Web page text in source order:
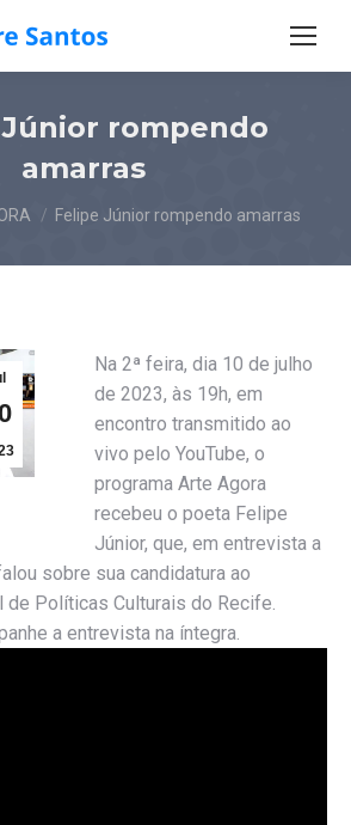
rompendo
amarras
Felipe Júnior rompendo amarras
Na 2ª feira, dia 10 de julho
de 2023, às 19h, em
encontro transmitido ao
vivo pelo YouTube, o
programa Arte Agora
recebeu o poeta Felipe
Júnior, que, em entrevista a
sobre sua candidatura ao
de Políticas Culturais do Recife.
a entrevista na íntegra.